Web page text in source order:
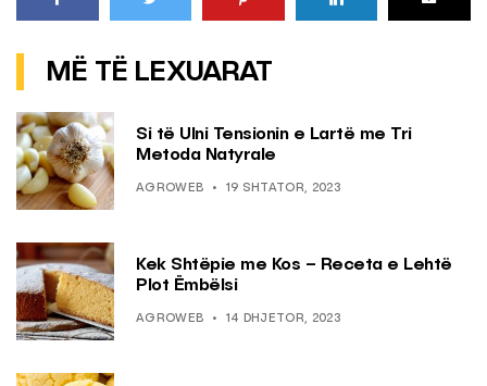
MË TË LEXUARAT
Si të Ulni Tensionin e Lartë me Tri
Metoda Natyrale
AGROWEB 19 SHTATOR, 2023
Kek Shtëpie me Kos – Receta e Lehtë
Plot Ëmbëlsi
AGROWEB 14 DHJETOR, 2023